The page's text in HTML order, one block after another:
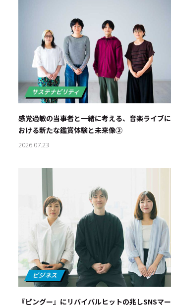
キーワード：
#エンタメ業界のちょっといい話
#サステナブルな取り組み #スタッフが語る
感覚過敏の当事者と一緒に考える、音楽ライブに
おける新たな鑑賞体験と未来像②
2026.07.23
『ピングー』にリバイバルヒットの兆し――SNSマー